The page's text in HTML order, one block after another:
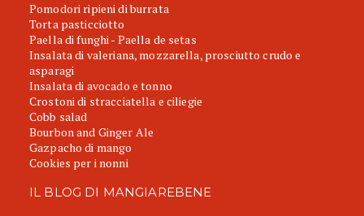
Pomodori ripieni di burrata
Torta pasticciotto
Paella di funghi - Paella de setas
Insalata di valeriana, mozzarella, prosciutto crudo e
asparagi
Insalata di avocado e tonno
Crostoni di stracciatella e ciliegie
Cobb salad
Bourbon and Ginger Ale
Gazpacho di mango
Cookies per i nonni
IL BLOG DI MANGIAREBENE